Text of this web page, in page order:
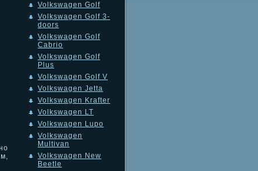
Volkswagen Golf
Volkswagen Golf 3-
doors
Volkswagen Golf
Cabrio
Volkswagen Golf
Plus
Volkswagen Golf V
Volkswagen Jetta
Volkswagen Krafter
Volkswagen LT
Volkswagen Lupo
Volkswagen
Multivan
Volkswagen New
Beetle